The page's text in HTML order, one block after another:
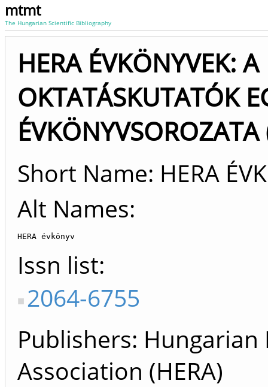
mtmt
The Hungarian Scientific Bibliography
HERA ÉVKÖNYVEK:
OKTATÁSKUTATÓK
Short Name: HERA
Alt Names:
HERA évkönyv
Issn list
2064-6755
Publishers Hungarian
Association (HERA)